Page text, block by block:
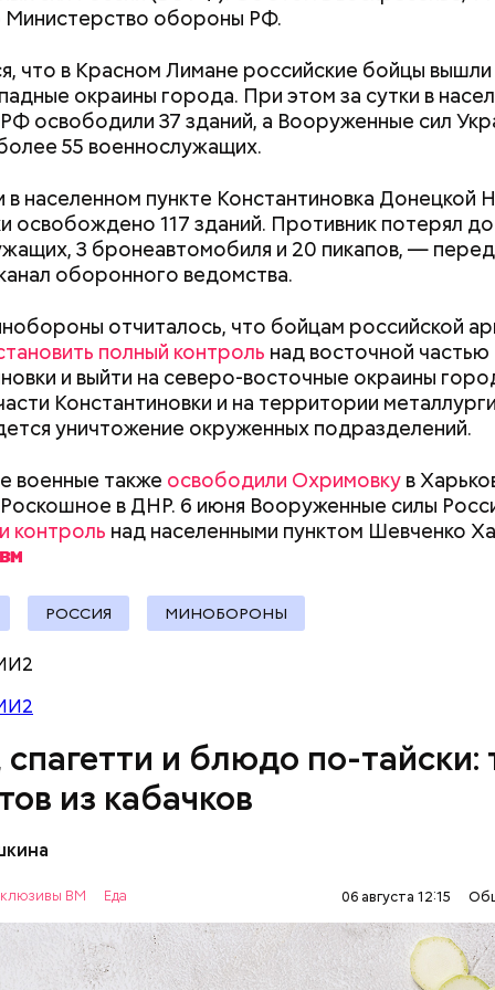
обороны РФ.
что в Красном Лимане российские бойцы вышли
окраины города. При этом за сутки в
освободили 37 зданий, а Вооруженные сил
55 военнослужащих.
в населенном пункте Константиновка Донецкой
освобождено 117 зданий. Противник потерял
3 бронеавтомобиля и 20 пикапов, —
оборонного ведомства.
отчиталось, что бойцам российской
полный контроль над восточной частью
и выйти на северо-восточные окраины
Константиновки и на территории
уничтожение окруженных подразделений.
военные также освободили Охримовку в
в ДНР. 6 июня Вооруженные силы
контроль над населенными пунктом Шевченко
РОССИЯ МИНОБОРОНЫ
спагетти и блюдо по-тайски:
из кабачков
ВМ Еда 06 августа 12:15
масло;
ОВОЩИ РЕЦЕПТЫ
Как узнать, снесут ли дом по
реновации в Москве: где
искать информацию и сроки
Как
диабета